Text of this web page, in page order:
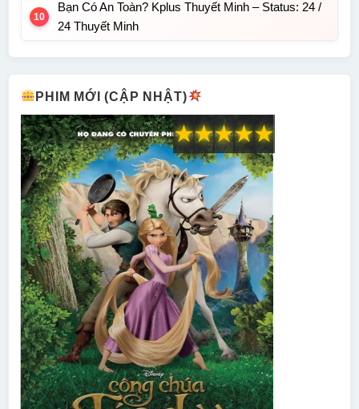
Bạn Có An Toàn? Kplus Thuyết Minh – Status: 24 /
24 Thuyết Minh
PHIM MỚI (CẬP NHẬT)
★
★
★
★
★